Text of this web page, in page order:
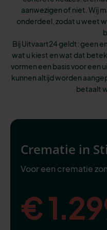
aanwezigen of niet. Wij
onderdeel, zodat u weet
Bij Uitvaart24 geldt: geen
wat u kiest en wat dat
vormen een basis voor een
kunnen altijd worden
betaalt
Crematie in
Voor een crematie
€